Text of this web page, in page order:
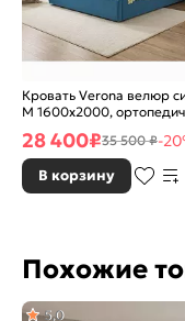
Кровать Verona велюр
М 1600x2000,
28 400₽35 500 ₽-
В корзину
Похожие
5,0